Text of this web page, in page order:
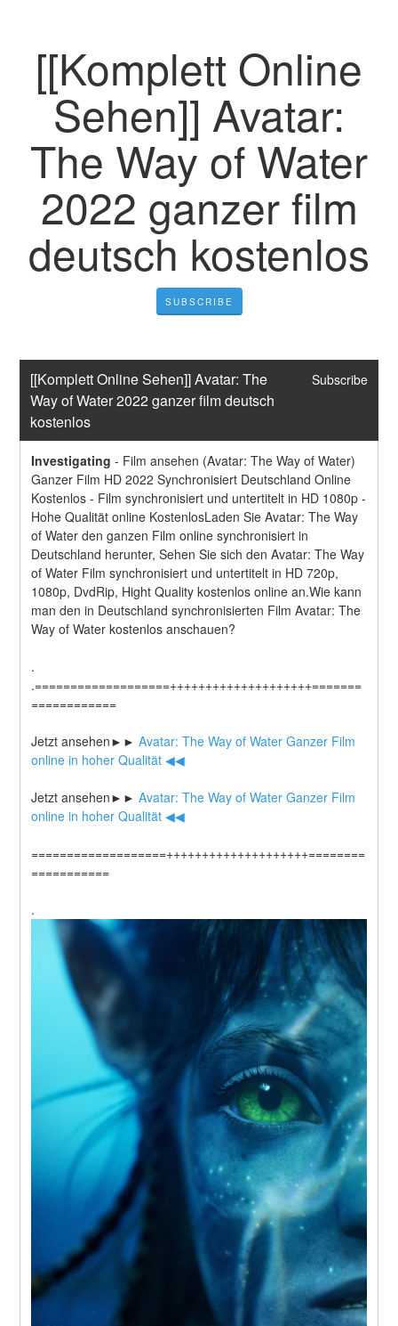
[[Komplett Online
Sehen]] Avatar:
The Way of Water
2022 ganzer film
deutsch kostenlos
SUBSCRIBE
[[Komplett Online Sehen]] Avatar: The
Way of Water 2022 ganzer film deutsch
kostenlos
Subscribe
Investigating - Film ansehen (Avatar: The Way of Water)
Ganzer Film HD 2022 Synchronisiert Deutschland Online
Kostenlos - Film synchronisiert und untertitelt in HD 1080p -
Hohe Qualität online KostenlosLaden Sie Avatar: The Way
of Water den ganzen Film online synchronisiert in
Deutschland herunter, Sehen Sie sich den Avatar: The Way
of Water Film synchronisiert und untertitelt in HD 720p,
1080p, DvdRip, Hight Quality kostenlos online an.Wie kann
man den in Deutschland synchronisierten Film Avatar: The
Way of Water kostenlos anschauen?
.
.===================++++++++++++++++++++=======
============
Jetzt ansehen►► Avatar: The Way of Water Ganzer Film
online in hoher Qualität ◀◀
Jetzt ansehen►► Avatar: The Way of Water Ganzer Film
online in hoher Qualität ◀◀
===================++++++++++++++++++++========
===========
.